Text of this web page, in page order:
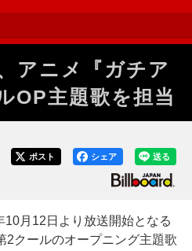
アニメ『ガチア
OP主題歌を担当
送る
シェア
ポスト
月12日より放送開始となる
2クールのオープニング主題歌